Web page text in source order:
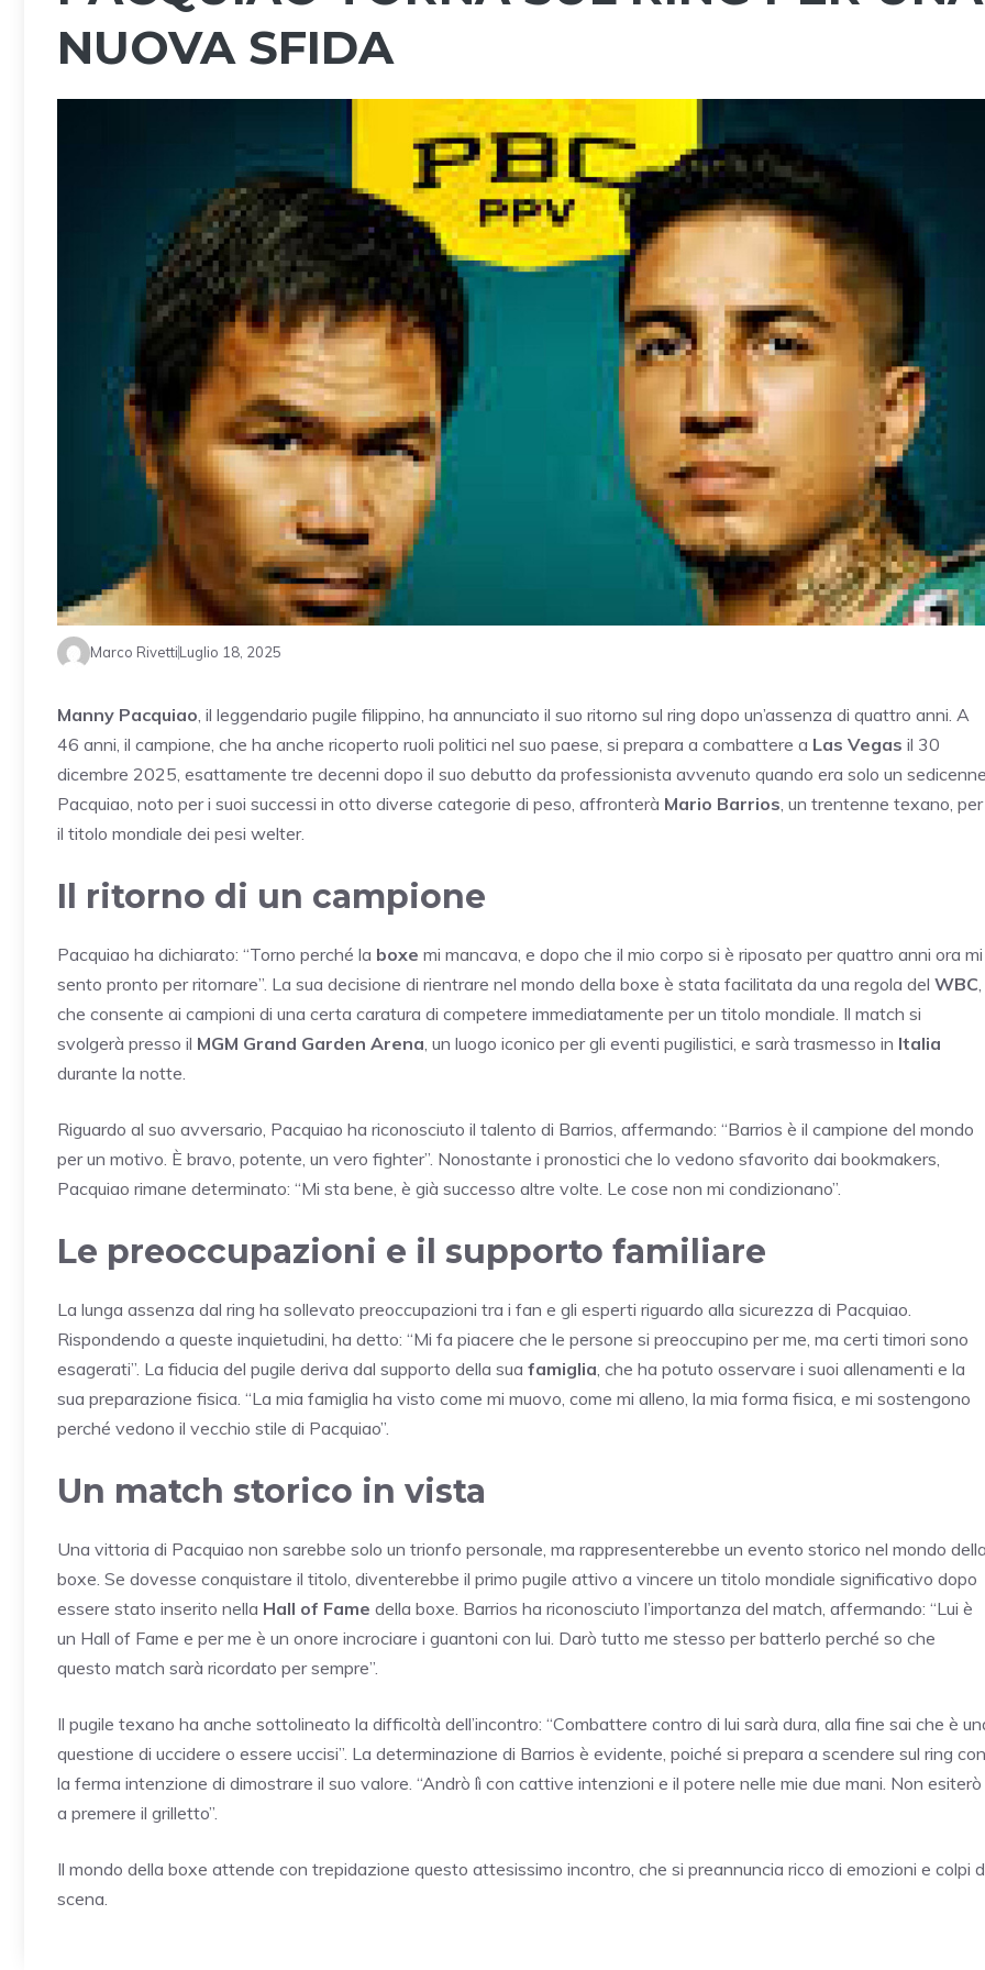
NUOVA SFIDA
Marco RivettiLuglio 18, 2025
Manny Pacquiao , il leggendario pugile filippino, ha annunciato il suo ritorno sul ring dopo un’assenza di quattro anni. A
46 anni, il campione, che ha anche ricoperto ruoli politici nel suo paese, si prepara a combattere a Las Vegas il 30
dicembre 2025, esattamente tre decenni dopo il suo debutto da professionista avvenuto quando era solo un
Pacquiao, noto per i suoi successi in otto diverse categorie di peso, affronterà Mario Barrios , un trentenne texano, per
il titolo mondiale dei pesi welter.
Il ritorno di un campione
Pacquiao ha dichiarato: “Torno perché la boxe mi mancava, e dopo che il mio corpo si è riposato per quattro anni ora mi
sento pronto per ritornare”. La sua decisione di rientrare nel mondo della boxe è stata facilitata da una regola del WBC
che consente ai campioni di una certa caratura di competere immediatamente per un titolo mondiale. Il match si
svolgerà presso il MGM Grand Garden Arena , un luogo iconico per gli eventi pugilistici, e sarà trasmesso in Italia
durante la notte.
Riguardo al suo avversario, Pacquiao ha riconosciuto il talento di Barrios, affermando: “Barrios è il campione del mondo
per un motivo. È bravo, potente, un vero fighter”. Nonostante i pronostici che lo vedono sfavorito dai bookmakers,
Pacquiao rimane determinato: “Mi sta bene, è già successo altre volte. Le cose non mi condizionano”.
Le preoccupazioni e il supporto familiare
La lunga assenza dal ring ha sollevato preoccupazioni tra i fan e gli esperti riguardo alla sicurezza di Pacquiao.
Rispondendo a queste inquietudini, ha detto: “Mi fa piacere che le persone si preoccupino per me, ma certi timori sono
esagerati”. La fiducia del pugile deriva dal supporto della sua famiglia , che ha potuto osservare i suoi allenamenti e la
sua preparazione fisica. “La mia famiglia ha visto come mi muovo, come mi alleno, la mia forma fisica, e mi sostengono
perché vedono il vecchio stile di Pacquiao”.
Un match storico in vista
Una vittoria di Pacquiao non sarebbe solo un trionfo personale, ma rappresenterebbe un evento storico nel mondo
boxe. Se dovesse conquistare il titolo, diventerebbe il primo pugile attivo a vincere un titolo mondiale significativo dopo
essere stato inserito nella Hall of Fame della boxe. Barrios ha riconosciuto l’importanza del match, affermando: “Lui è
un Hall of Fame e per me è un onore incrociare i guantoni con lui. Darò tutto me stesso per batterlo perché so che
questo match sarà ricordato per sempre”.
Il pugile texano ha anche sottolineato la difficoltà dell’incontro: “Combattere contro di lui sarà dura, alla fine sai che è
questione di uccidere o essere uccisi”. La determinazione di Barrios è evidente, poiché si prepara a scendere sul ring con
la ferma intenzione di dimostrare il suo valore. “Andrò lì con cattive intenzioni e il potere nelle mie due mani. Non esiterò
a premere il grilletto”.
Il mondo della boxe attende con trepidazione questo attesissimo incontro, che si preannuncia ricco di emozioni e colpi
scena.